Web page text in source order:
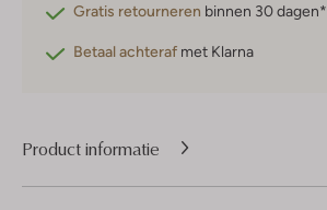
Gratis retourneren binnen 30 dagen*
Betaal achteraf met Klarna
Product informatie